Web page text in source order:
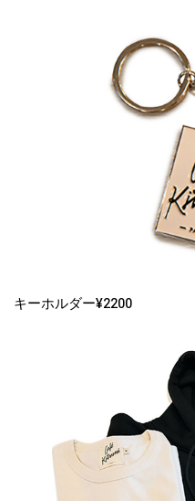
キーホルダー¥2200